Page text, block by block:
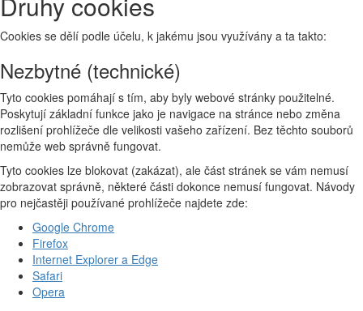
Cookies se dělí podle účelu, k jakému jsou využívány a ta takto:
Nezbytné (technické)
Tyto cookies pomáhají s tím, aby byly webové stránky použitelné.
Poskytují základní funkce jako je navigace na stránce nebo změna
rozlišení prohlížeče dle velikosti vašeho zařízení. Bez těchto souborů
nemůže web správně fungovat.
Tyto cookies lze blokovat (zakázat), ale část stránek se vám nemusí
zobrazovat správně, některé části dokonce nemusí fungovat. Návody
pro nejčastěji používané prohlížeče najdete zde:
Google Chrome
Firefox
Internet Explorer a Edge
Safari
Opera